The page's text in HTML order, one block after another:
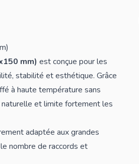
mm) est conçue pour les
stabilité et esthétique. Grâce
à haute température sans
naturelle et limite fortement les
adaptée aux grandes
nombre de raccords et